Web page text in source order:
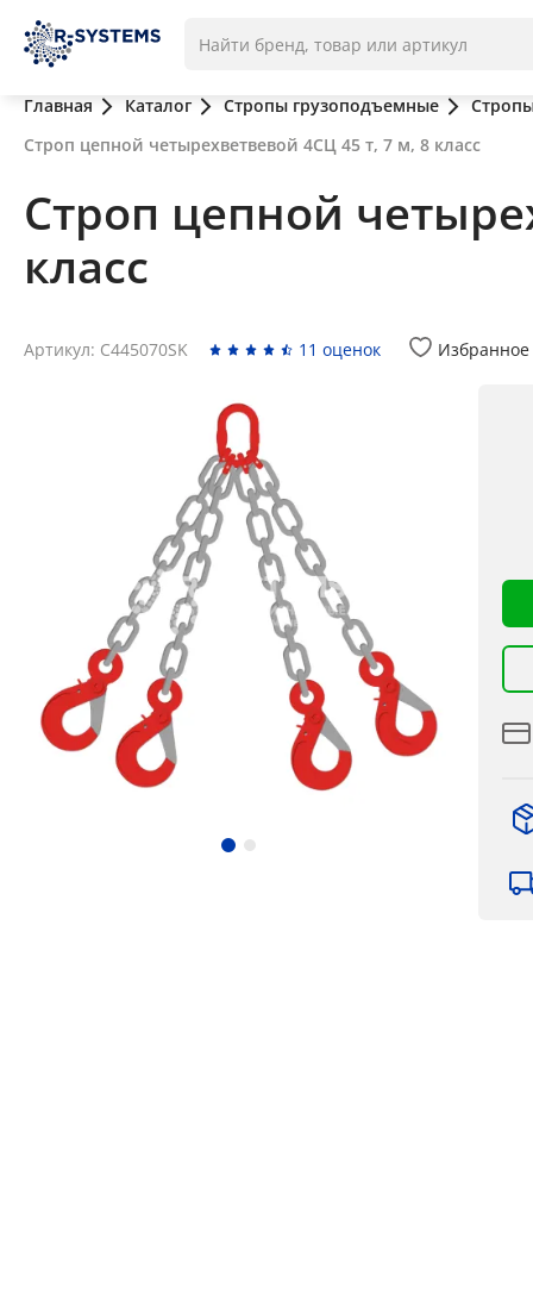
Главная Каталог Стропы грузоподъемные
Строп цепной четырехветвевой 4СЦ 45 т, 7 м, 8 класс
Строп цепной
класс
Артикул: C445070SK 11 оценок Избранное